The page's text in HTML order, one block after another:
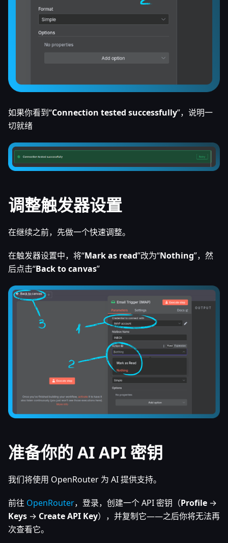
如果你看到“Connection tested successfully”，说明一
切就绪
调整触发器设置
在继续之前，先做一个快速调整。
在触发器设置中，将“Mark as read”改为“Nothing”，然
后点击“Back to canvas”
准备你的 AI API 密钥
我们将使用 OpenRouter 为 AI 提供支持。
前往 OpenRouter，登录，创建一个 API 密钥（Profile →
Keys → Create API Key），并复制它——之后你将无法再
次查看它。